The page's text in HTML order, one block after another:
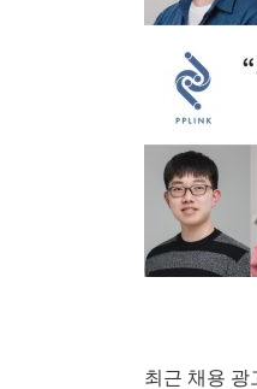
최근 채용 광